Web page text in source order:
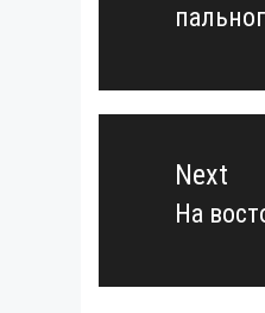
post:
Next
Next
На